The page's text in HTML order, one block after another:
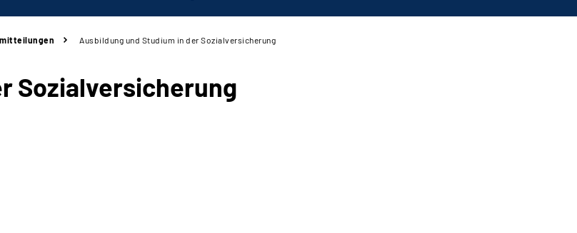
Ausbildung und Studium in der Sozialversicherung
Sozialversicherung